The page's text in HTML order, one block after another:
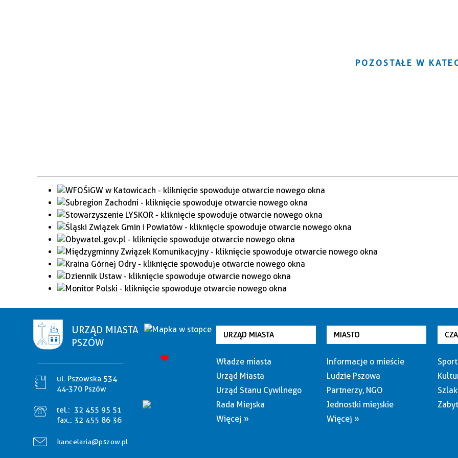
POZOSTAŁE W
URZĄD MIASTA
PSZÓW
ul. Pszowska 534
44-370 Pszów
tel.: 32 455 95 51
fax.: 32 455 86 36
kancelaria@pszow.pl
URZĄD MIASTA
Władze miasta
Urząd Miasta
Urząd Stanu Cywilnego
Rada Miejska
Więcej »
MIASTO
Informacje o mieście
Ludzie Pszowa
Partnerzy, NGO
Jednostki miejskie
Więcej »
Sport